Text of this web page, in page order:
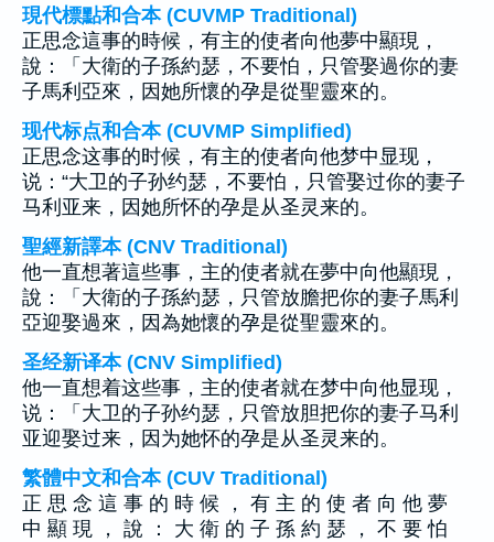
現代標點和合本 (CUVMP Traditional)
正思念這事的時候，有主的使者向他夢中顯現，
說：「大衛的子孫約瑟，不要怕，只管娶過你的妻
子馬利亞來，因她所懷的孕是從聖靈來的。
现代标点和合本 (CUVMP Simplified)
正思念这事的时候，有主的使者向他梦中显现，
说：“大卫的子孙约瑟，不要怕，只管娶过你的妻子
马利亚来，因她所怀的孕是从圣灵来的。
聖經新譯本 (CNV Traditional)
他一直想著這些事，主的使者就在夢中向他顯現，
說：「大衛的子孫約瑟，只管放膽把你的妻子馬利
亞迎娶過來，因為她懷的孕是從聖靈來的。
圣经新译本 (CNV Simplified)
他一直想着这些事，主的使者就在梦中向他显现，
说：「大卫的子孙约瑟，只管放胆把你的妻子马利
亚迎娶过来，因为她怀的孕是从圣灵来的。
繁體中文和合本 (CUV Traditional)
正 思 念 這 事 的 時 候 ， 有 主 的 使 者 向 他 夢
中 顯 現 ， 說 ： 大 衛 的 子 孫 約 瑟 ， 不 要 怕